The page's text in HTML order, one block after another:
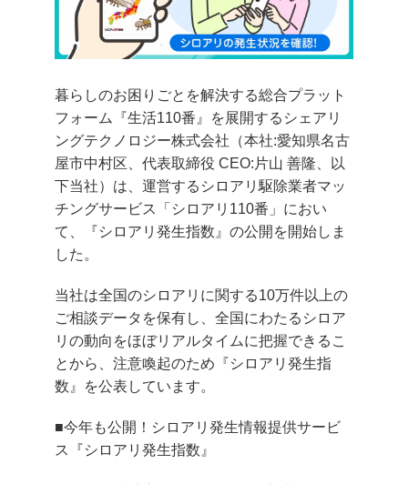
暮らしのお困りごとを解決する総合プラット
フォーム『生活110番』を展開するシェアリ
ングテクノロジー株式会社（本社:愛知県名古
屋市中村区、代表取締役 CEO:片山 善隆、以
下当社）は、運営するシロアリ駆除業者マッ
チングサービス「シロアリ110番」におい
て、『シロアリ発生指数』の公開を開始しま
した。
当社は全国のシロアリに関する10万件以上の
ご相談データを保有し、全国にわたるシロア
リの動向をほぼリアルタイムに把握できるこ
とから、注意喚起のため『シロアリ発生指
数』を公表しています。
■今年も公開！シロアリ発生情報提供サービ
ス『シロアリ発生指数』